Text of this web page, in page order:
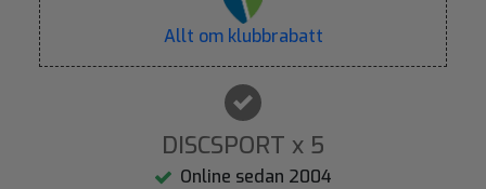
Allt om klubbrabatt
DISCSPORT x 5
Online sedan 2004